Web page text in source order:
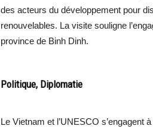
des acteurs du développement pour
renouvelables. La visite souligne
province de Binh Dinh.
Politique, Diplomatie
Le Vietnam et l’UNESCO s’engagent